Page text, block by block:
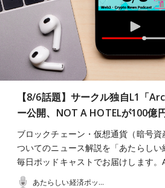
【8/6話題】サークル独自L1「
ー公開、NOT A HOTELが100億
ブロックチェーン・仮想通貨（暗号
ついてのニュース解説を「あたらしい
毎日ポッドキャストでお届けします
あたらしい経済ポッドキャスト